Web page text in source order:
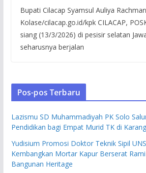
Bupati Cilacap Syamsul Auliya
Kolase/cilacap.go.id/kpk CILACAP,
siang (13/3/2026) di pesisir selatan
seharusnya berjalan
Pos-pos Terbaru
Lazismu SD Muhammadiyah PK Solo
Pendidikan bagi Empat Murid TK di
Yudisium Promosi Doktor Teknik Sipil
Kembangkan Mortar Kapur Berserat
Bangunan Heritage